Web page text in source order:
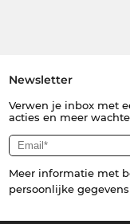
Newsletter
Verwen je inbox met
acties en meer
Meer informatie met
persoonlijke